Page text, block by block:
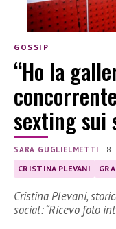
GOSSIP
“Ho la
sexting sui
SARA GUGLIELMETTI | 8
CRISTINA PLEVANI
Cristina Plevani,
social: “Ricevo foto